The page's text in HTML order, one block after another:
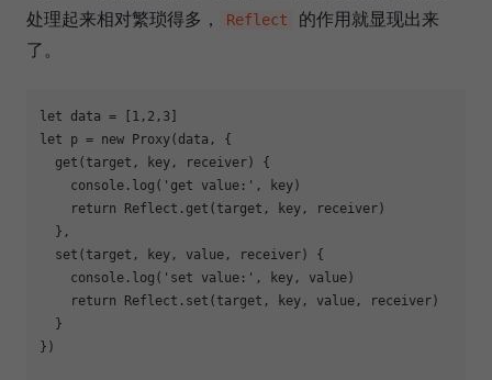
处理起来相对繁琐得多，
Reflect
的作用就显现出来
了。
let data = [ 1 , 2 , 3
let p = new Proxy(data, {
  get(target, key, receiver) {
console .log( 'get value:' , key)
return
Reflect .get(target, key, receiver)
  },
  set(target, key, value, receiver) {
console .log( 'set value:' , key, value)
return
Reflect .set(target, key, value, receiver)
  }
})